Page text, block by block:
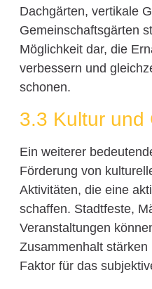
Dachgärten, vertikale
Gemeinschaftsgärten
Möglichkeit dar, die
verbessern und
schonen.
3.3 Kultur und
Ein weiterer
Förderung von
Aktivitäten, die eine
schaffen. Stadtfeste,
Veranstaltungen
Zusammenhalt
Faktor für das